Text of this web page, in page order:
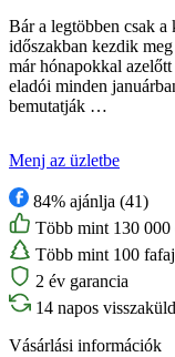
Bár a legtöbben csak
időszakban kezdik
már hónapokkal
eladói minden
bemutatják …
Menj az üzletbe
84% ajánlja (41)
Több mint 130 000
Több mint 100
2 év garancia
14 napos
Vásárlási információk